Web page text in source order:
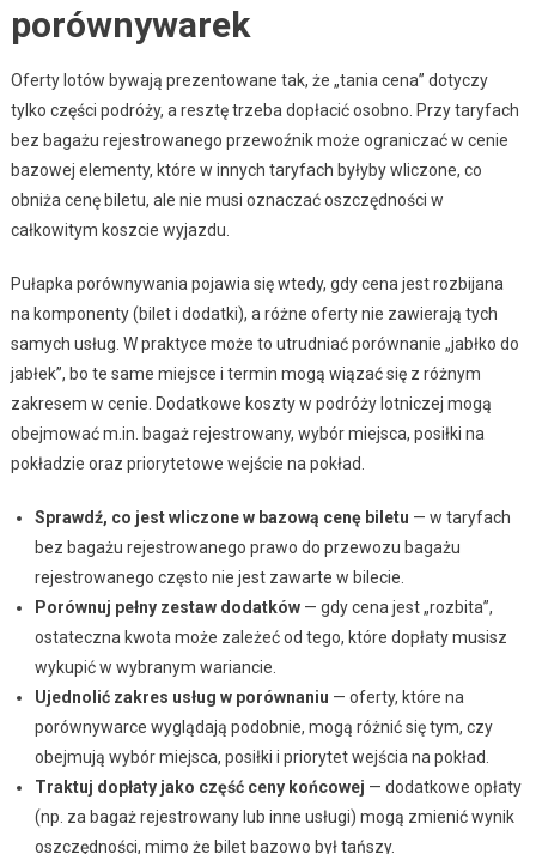
porównywarek
Oferty lotów bywają prezentowane tak, że „tania cena” dotyczy
tylko części podróży, a resztę trzeba dopłacić osobno. Przy taryfach
bez bagażu rejestrowanego przewoźnik może ograniczać w cenie
bazowej elementy, które w innych taryfach byłyby wliczone, co
obniża cenę biletu, ale nie musi oznaczać oszczędności w
całkowitym koszcie wyjazdu.
Pułapka porównywania pojawia się wtedy, gdy cena jest rozbijana
na komponenty (bilet i dodatki), a różne oferty nie zawierają tych
samych usług. W praktyce może to utrudniać porównanie „jabłko do
jabłek”, bo te same miejsce i termin mogą wiązać się z różnym
zakresem w cenie. Dodatkowe koszty w podróży lotniczej mogą
obejmować m.in. bagaż rejestrowany, wybór miejsca, posiłki na
pokładzie oraz priorytetowe wejście na pokład.
Sprawdź, co jest wliczone w bazową cenę biletu — w taryfach
bez bagażu rejestrowanego prawo do przewozu bagażu
rejestrowanego często nie jest zawarte w bilecie.
Porównuj pełny zestaw dodatków— gdy cena jest „rozbita”,
ostateczna kwota może zależeć od tego, które dopłaty musisz
wykupić w wybranym wariancie.
Ujednolić zakres usług w porównaniu — oferty, które na
porównywarce wyglądają podobnie, mogą różnić się tym, czy
obejmują wybór miejsca, posiłki i priorytet wejścia na pokład.
Traktuj dopłaty jako część ceny końcowej — dodatkowe opłaty
(np. za bagaż rejestrowany lub inne usługi) mogą zmienić wynik
oszczędności, mimo że bilet bazowo był tańszy.